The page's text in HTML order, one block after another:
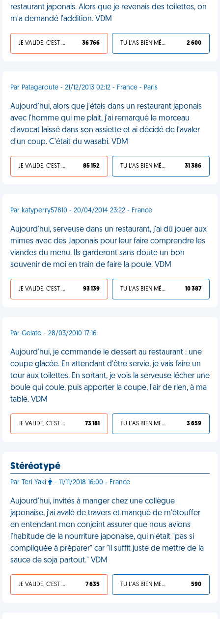
restaurant japonais. Alors que je revenais des toilettes, on
m'a demandé l'addition. VDM
JE VALIDE, C'EST UNE VDM 36 766 TU L'AS BIEN MÉRITÉ 2 600
Par Patagaroute - 21/12/2013 02:12 - France - Paris
Aujourd'hui, alors que j'étais dans un restaurant japonais
avec l'homme qui me plait, j'ai remarqué le morceau
d'avocat laissé dans son assiette et ai décidé de l'avaler
d'un coup. C'était du wasabi. VDM
JE VALIDE, C'EST UNE VDM 85 152 TU L'AS BIEN MÉRITÉ 31 386
Par katyperry57810 - 20/04/2014 23:22 - France
Aujourd'hui, serveuse dans un restaurant, j'ai dû jouer aux
mimes avec des Japonais pour leur faire comprendre les
viandes du menu. Ils garderont sans doute un bon
souvenir de moi en train de faire la poule. VDM
JE VALIDE, C'EST UNE VDM 93 139 TU L'AS BIEN MÉRITÉ 10 387
Par Gelato - 28/03/2010 17:16
Aujourd'hui, je commande le dessert au restaurant : une
coupe glacée. En attendant d'être servie, je vais faire un
tour aux toilettes. En sortant, je vois la serveuse lécher une
boule qui coule, puis apporter la coupe, l'air de rien, à ma
table. VDM
JE VALIDE, C'EST UNE VDM 73 181 TU L'AS BIEN MÉRITÉ 3 659
Stéréotypé
Par Teri Yaki - 11/11/2018 16:00 - France
Aujourd'hui, invités à manger chez une collègue
japonaise, j'ai avalé de travers et manqué de m'étouffer
en entendant mon conjoint assurer que nous avions
l'habitude de la nourriture japonaise, qui n'était "pas si
compliquée à préparer" car "il suffit juste de mettre de la
sauce de soja partout." VDM
JE VALIDE, C'EST UNE VDM 7 635 TU L'AS BIEN MÉRITÉ 590